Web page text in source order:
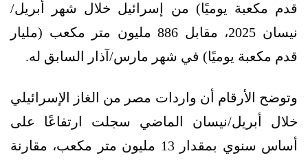
قدم مكعبة يوميًا) من إسرائيل خلال شهر أبريل/
نيسان 2025، مقابل 886 مليون متر مكعب (مليار
قدم مكعبة يوميًا) في شهر مارس/آذار السابق له.
وتوضح الأرقام أن واردات مصر من الغاز الإسرائيلي
خلال أبريل/نيسان الماضي سجلت ارتفاعًا على
أساس سنوي بمقدار 13 مليون متر مكعب، مقارنة